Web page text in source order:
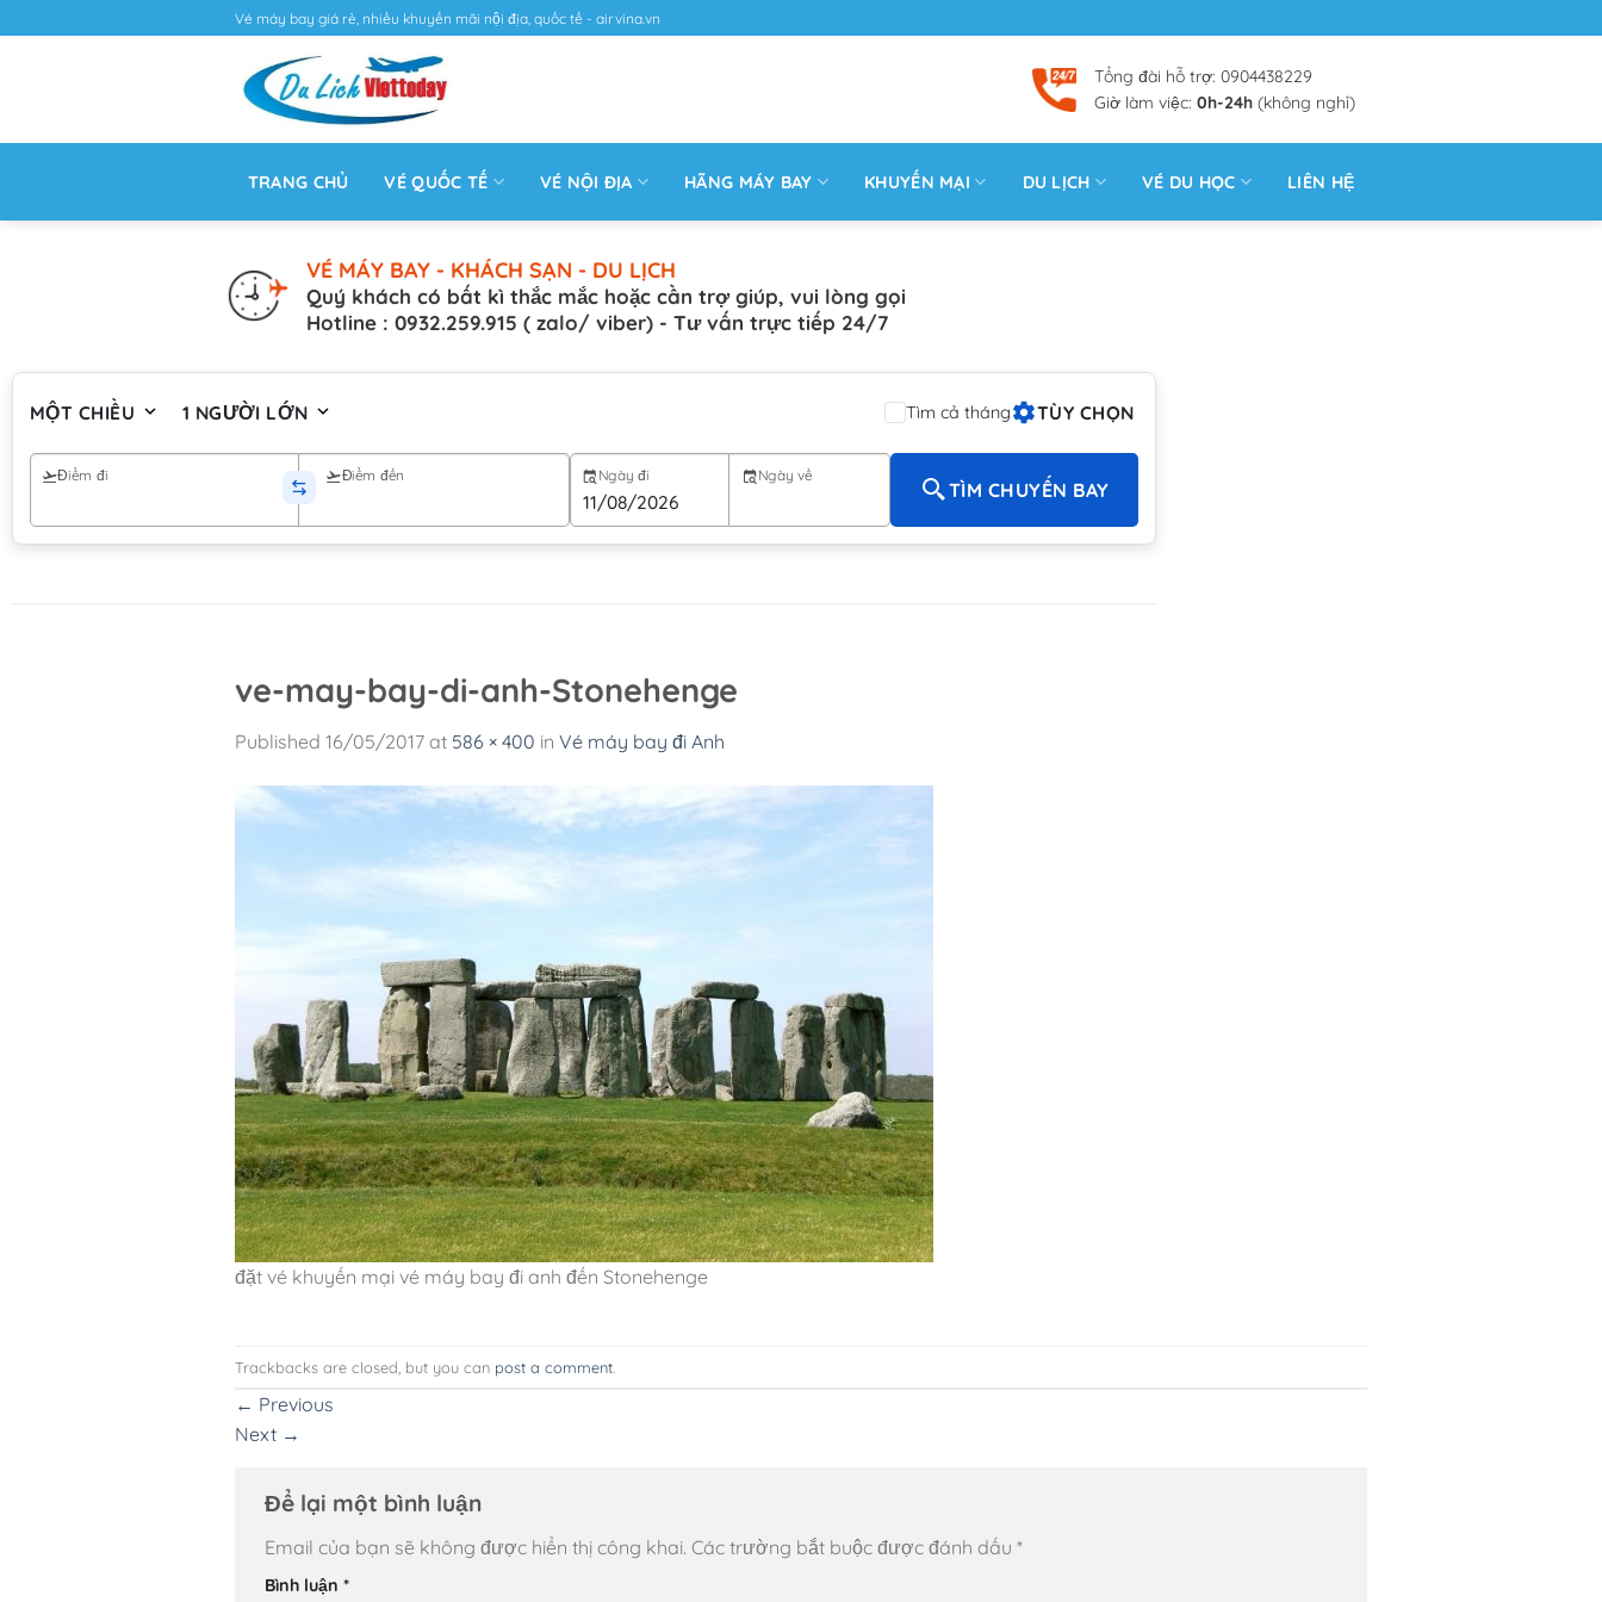
Vé máy bay giá rẻ, nhiều khuyến mãi nội địa, quốc tế - airvina.vn
Tổng đài hỗ trợ: 0904438229
Giờ làm việc: 0h-24h (không nghỉ)
TRANG CHỦ VÉ QUỐC TẾ VÉ NỘI ĐỊA HÃNG MÁY BAY KHUYẾN MẠI DU LỊCH VÉ DU HỌC LIÊN HỆ
VÉ MÁY BAY - KHÁCH SẠN - DU LỊCH
Quý khách có bất kì thắc mắc hoặc cần trợ giúp, vui lòng gọi
Hotline : 0932.259.915 ( zalo/ viber) - Tư vấn trực tiếp 24/7
MỘT CHIỀU 1 NGƯỜI LỚN Tìm cả tháng TÙY CHỌN
Điểm đi Điểm đến Ngày đi Ngày về
TÌM CHUYẾN BAY
ve-may-bay-di-anh-Stonehenge
Published 16/05/2017 at 586 × 400 in Vé máy bay đi Anh
đặt vé khuyến mại vé máy bay đi anh đến Stonehenge
Trackbacks are closed, but you can post a comment
← Previous
Next →
Để lại một bình luận
Email của bạn sẽ không được hiển thị công khai. Các trường bắt buộc được đánh dấu *
Bình luận *